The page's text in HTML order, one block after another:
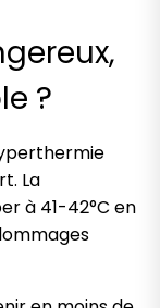
?
La
à 41-42°C en